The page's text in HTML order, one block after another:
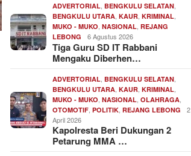
ADVERTORIAL ,BENGKULU SELATAN
BENGKULU UTARA ,KAUR ,KRIMINAL
MUKO - MUKO ,NASIONAL ,REJANG
LEBONG
6 Agustus 2026
Tiga Guru SD IT Rabbani
Mengaku Diberhen…
ADVERTORIAL ,BENGKULU SELATAN
BENGKULU UTARA ,KAUR ,KRIMINAL
MUKO - MUKO ,NASIONAL ,OLAHRAGA
OTOMOTIF ,POLITIK ,REJANG LEBONG
2
April 2026
Kapolresta Beri Dukungan 2
Petarung MMA …